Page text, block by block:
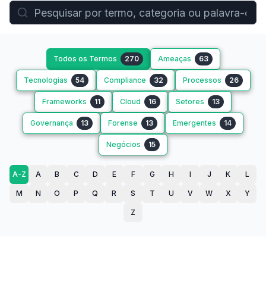
Todos os Termos 270 Ameaças 63
Tecnologias 54 Compliance 32 Processos 26
Frameworks 11 Cloud 16 Setores 13
Governança 13 Forense 13 Emergentes 14
Negócios 15
A-Z A B C D E F G H I J K L
M N O P Q R S T U V W X Y
Z